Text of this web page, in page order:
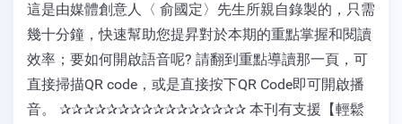
這是由媒體創意人〈 俞國定〉先生所親自錄製的，只需
幾十分鐘，快速幫助您提昇對於本期的重點掌握和閱讀
效率；要如何開啟語音呢? 請翻到重點導讀那一頁，可
直接掃描QR code，或是直接按下QR Code即可開啟播
音。 ✰✰✰✰✰✰✰✰✰✰✰✰✰✰✰✰ 本刊有支援【輕鬆